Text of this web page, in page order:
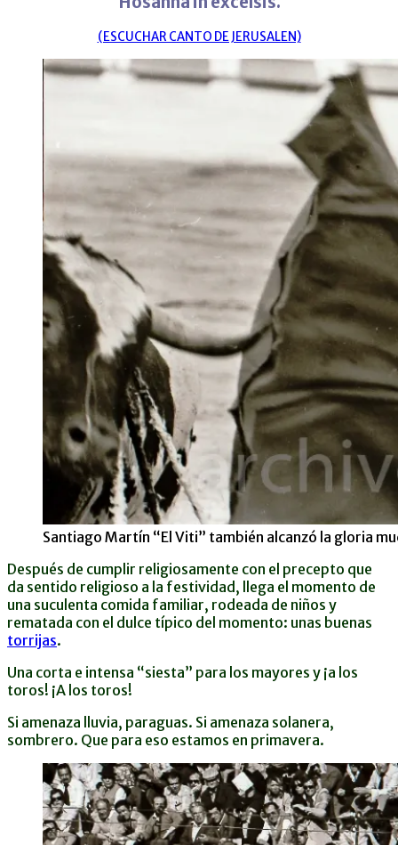
(ESCUCHAR CANTO DE JERUSALEN)
Santiago Martín “El Viti” también alcanzó la gloria
Después de cumplir religiosamente con el precepto que
da sentido religioso a la festividad, llega el momento de
una suculenta comida familiar, rodeada de niños y
rematada con el dulce típico del momento: unas buenas
torrijas.
Una corta e intensa “siesta” para los mayores y ¡a los
toros! ¡A los toros!
Si amenaza lluvia, paraguas. Si amenaza solanera,
sombrero. Que para eso estamos en primavera.